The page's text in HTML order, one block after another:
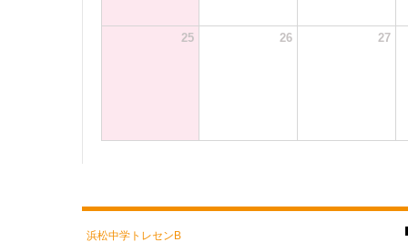
25 26 27
浜松中学トレセンB